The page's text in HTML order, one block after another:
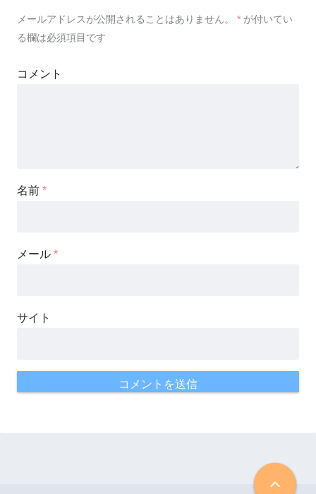
メールアドレスが公開されることはありません。 * が付いてい
る欄は必須項目です
コメント
名前 *
メール *
サイト